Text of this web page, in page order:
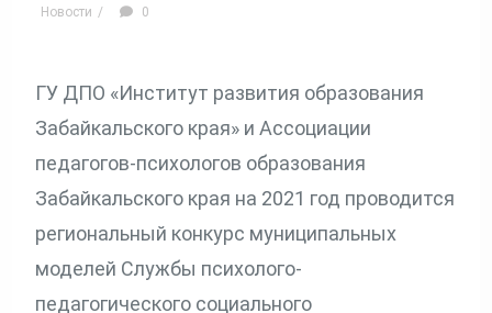
Новости / 0
ГУ ДПО «Институт развития образования
Забайкальского края» и Ассоциации
педагогов-психологов образования
Забайкальского края на 2021 год проводится
региональный конкурс муниципальных
моделей Службы психолого-
педагогического социального